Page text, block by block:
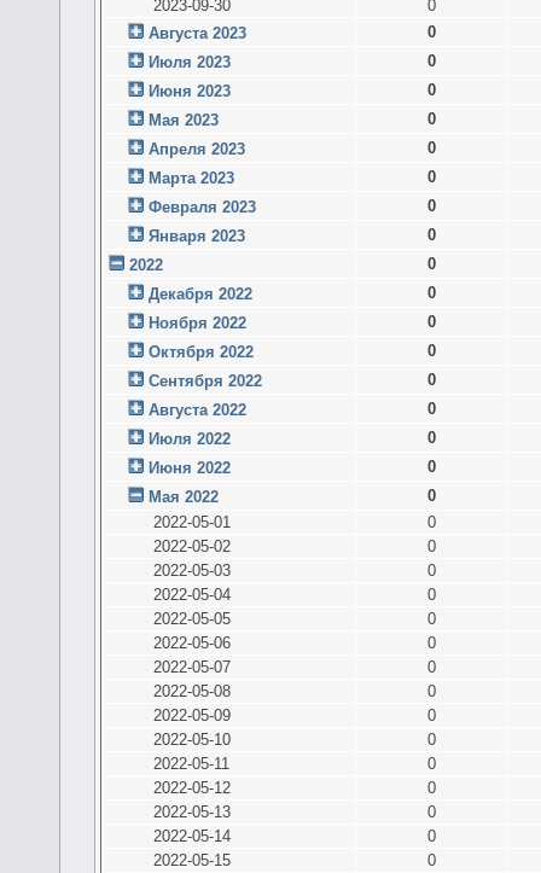
2023-09-30
0
Августа 2023
0
Июля 2023
0
Июня 2023
0
Мая 2023
0
Апреля 2023
0
Марта 2023
0
Февраля 2023
0
Января 2023
0
2022
0
Декабря 2022
0
Ноября 2022
0
Октября 2022
0
Сентября 2022
0
Августа 2022
0
Июля 2022
0
Июня 2022
0
Мая 2022
0
2022-05-01
0
2022-05-02
0
2022-05-03
0
2022-05-04
0
2022-05-05
0
2022-05-06
0
2022-05-07
0
2022-05-08
0
2022-05-09
0
2022-05-10
0
2022-05-11
0
2022-05-12
0
2022-05-13
0
2022-05-14
0
2022-05-15
0